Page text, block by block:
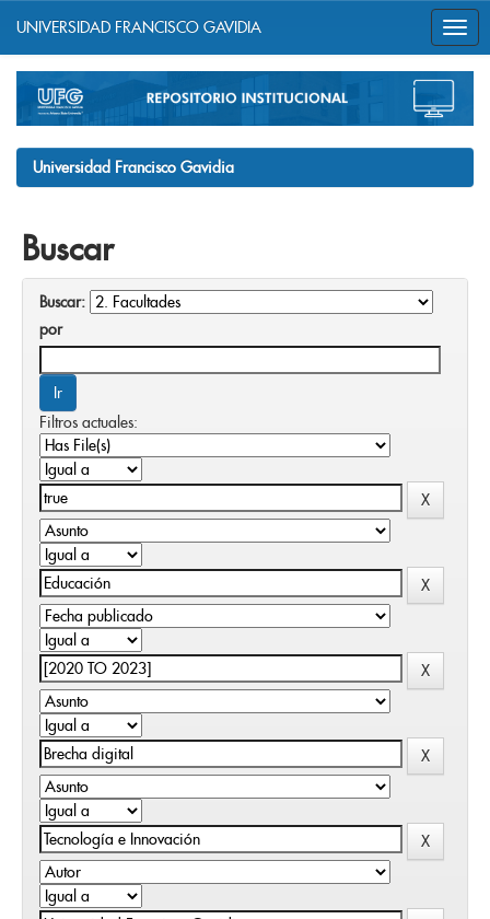
navigation
UNIVERSIDAD FRANCISCO GAVIDIA
Universidad Francisco Gavidia
Buscar
Buscar:
por
Filtros actuales: